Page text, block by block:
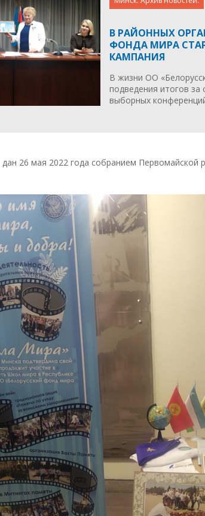
В РАЙОННЫХ
ФОНДА МИРА
КАМПАНИЯ
В жизни ОО
подведения итогов
выборных
26 мая 2022 года собранием Первомайской